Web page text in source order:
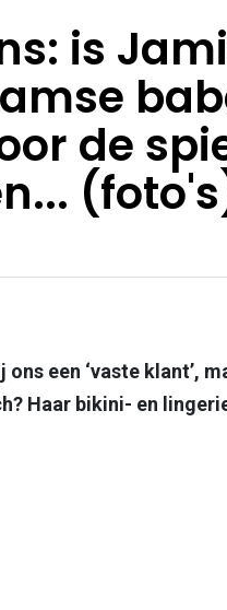
is
de
link
een ‘vaste klant’,
Haar bikini- en